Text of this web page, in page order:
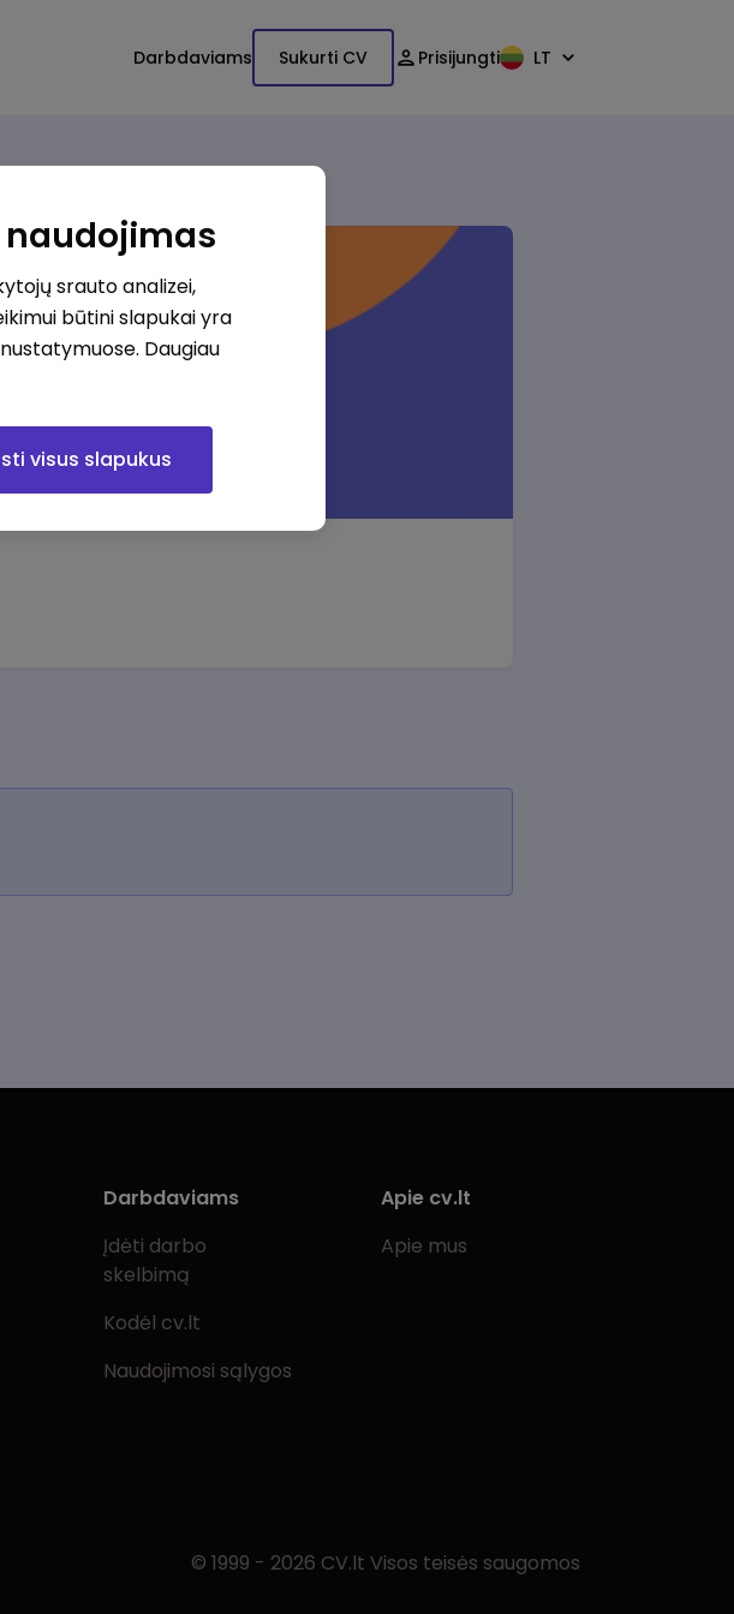
Darbdaviams Sukurti CV Prisijungti LT
Darbdaviams
Įdėti darbo
skelbimą
Kodėl cv.lt
Naudojimosi sąlygos
Apie cv.lt
Apie mus
© 1999 - 2026 CV.lt Visos teisės saugomos
naudojimas
srauto analizei,
būtini slapukai yra
Daugiau
visus slapukus